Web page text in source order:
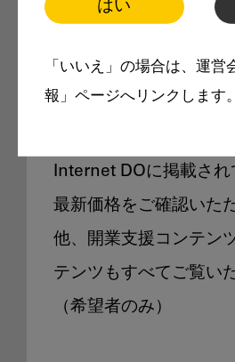
はい
「いいえ」の場合は、運営
報」ページへリンクします。
製品価格も閲
Internet DOに掲載され
最新価格をご確認いた
他、開業支援コンテン
テンツもすべてご覧い
（希望者のみ）